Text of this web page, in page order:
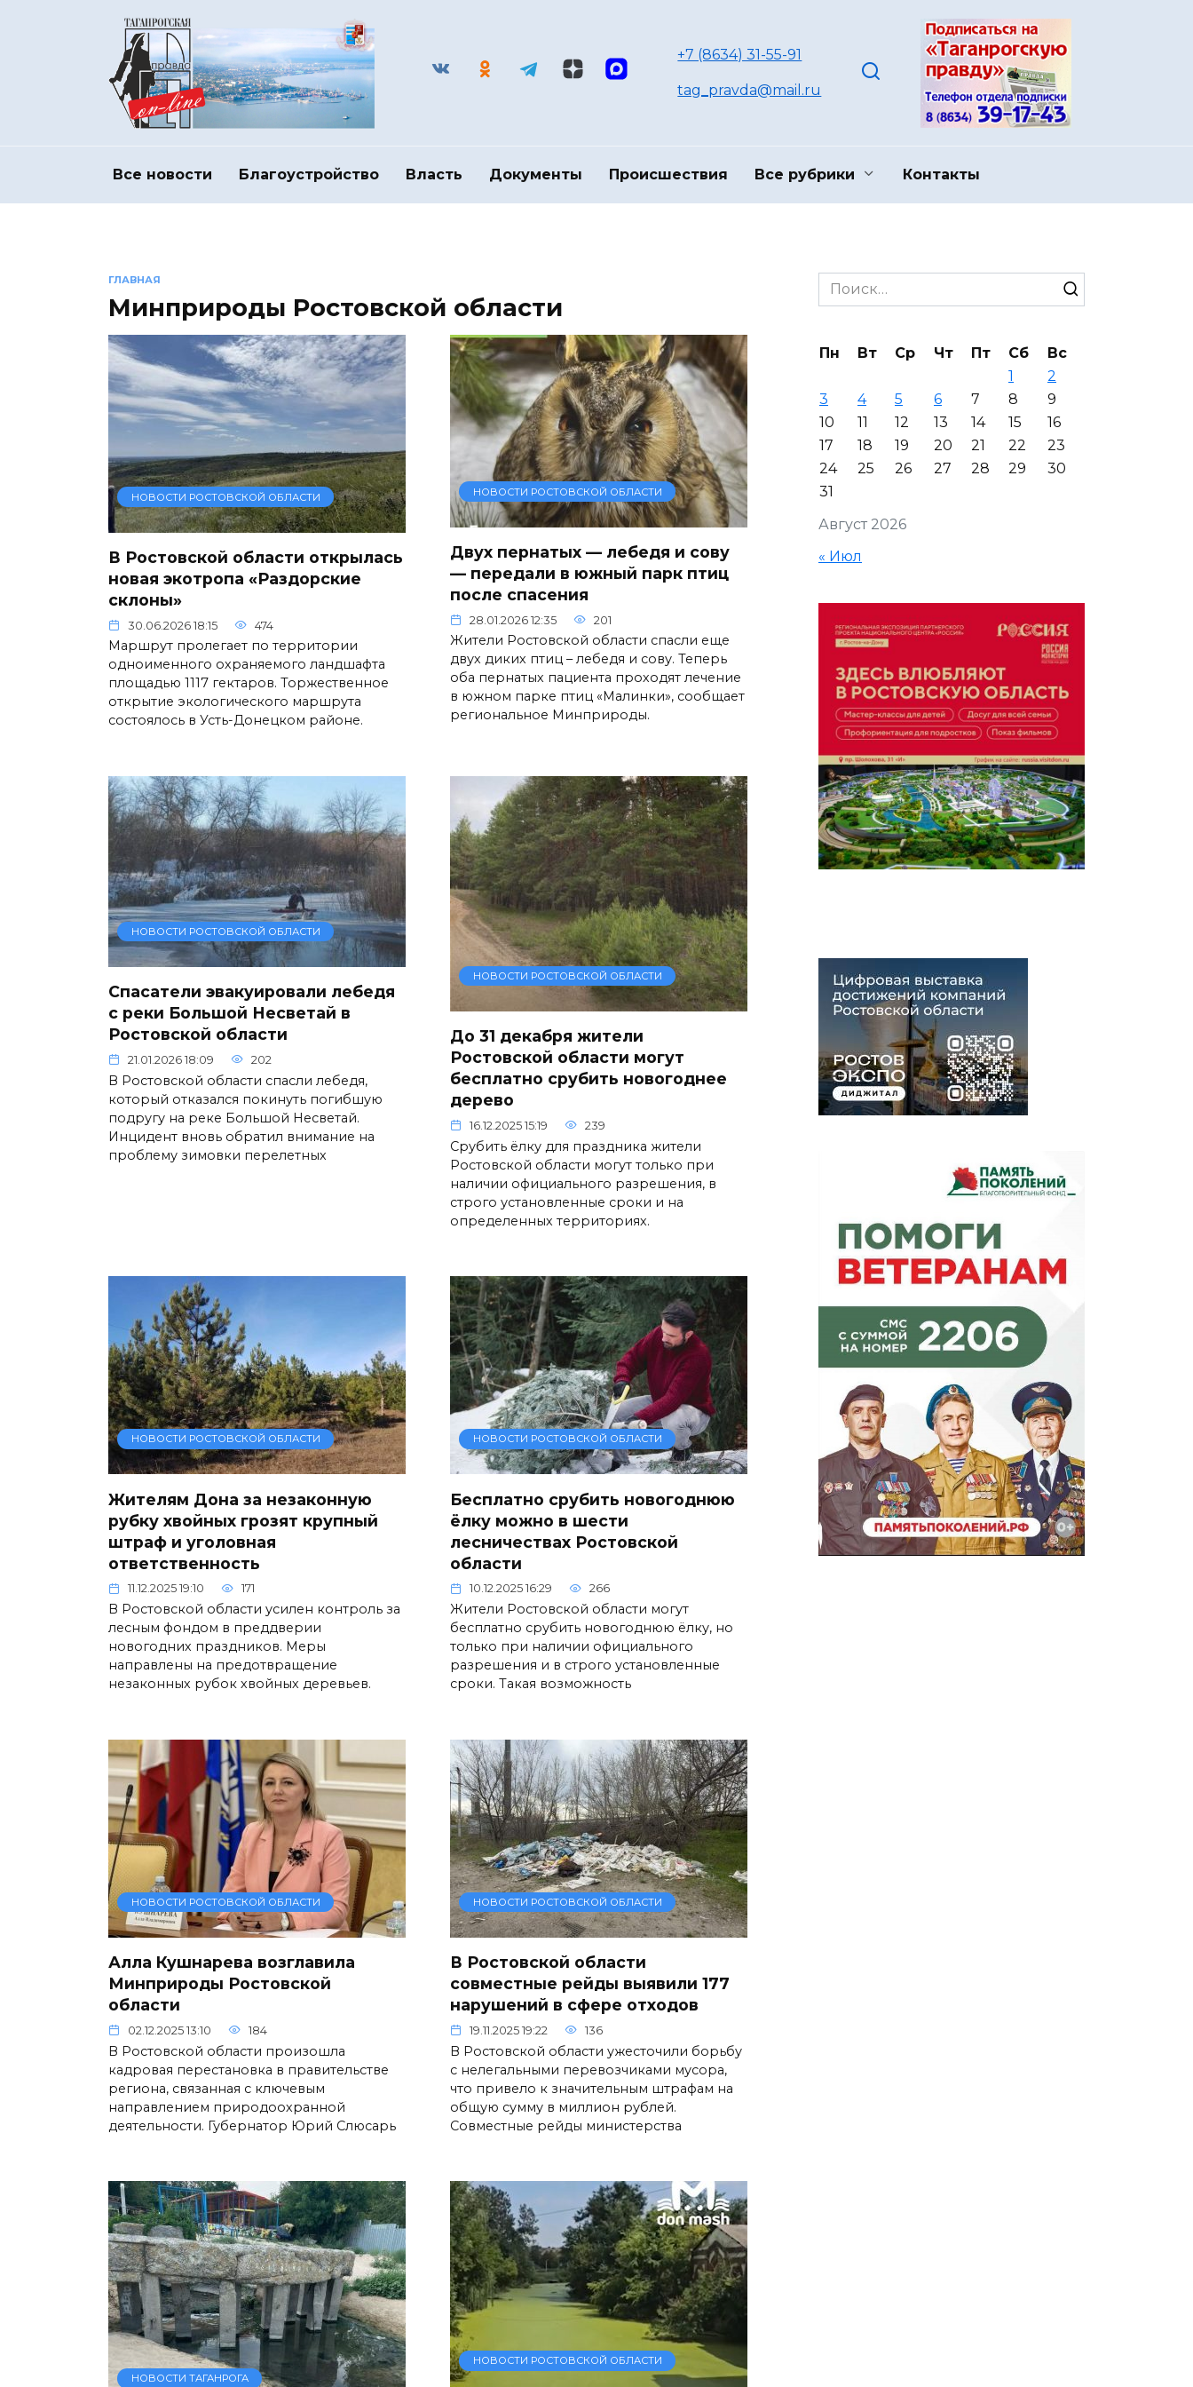
+7 (8634) 31-55-91
tag_pravda@mail.ru
Все новости Благоустройство Власть Документы Происшествия Все рубрики Контакты
ГЛАВНАЯ
Минприроды Ростовской области
НОВОСТИ РОСТОВСКОЙ ОБЛАСТИ
В Ростовской области открылась
новая экотропа «Раздорские
склоны»
30.06.2026 18:15 474
Маршрут пролегает по территории
одноименного охраняемого ландшафта
площадью 1117 гектаров. Торжественное
открытие экологического маршрута
состоялось в Усть-Донецком районе.
НОВОСТИ РОСТОВСКОЙ ОБЛАСТИ
Двух пернатых — лебедя и сову
— передали в южный парк птиц
после спасения
28.01.2026 12:35 201
Жители Ростовской области спасли еще
двух диких птиц – лебедя и сову. Теперь
оба пернатых пациента проходят лечение
в южном парке птиц «Малинки», сообщает
региональное Минприроды.
НОВОСТИ РОСТОВСКОЙ ОБЛАСТИ
Спасатели эвакуировали лебедя
с реки Большой Несветай в
Ростовской области
21.01.2026 18:09 202
В Ростовской области спасли лебедя,
который отказался покинуть погибшую
подругу на реке Большой Несветай.
Инцидент вновь обратил внимание на
проблему зимовки перелетных
НОВОСТИ РОСТОВСКОЙ ОБЛАСТИ
До 31 декабря жители
Ростовской области могут
бесплатно срубить новогоднее
дерево
16.12.2025 15:19 239
Срубить ёлку для праздника жители
Ростовской области могут только при
наличии официального разрешения, в
строго установленные сроки и на
определенных территориях.
НОВОСТИ РОСТОВСКОЙ ОБЛАСТИ
Жителям Дона за незаконную
рубку хвойных грозят крупный
штраф и уголовная
ответственность
11.12.2025 19:10 171
В Ростовской области усилен контроль за
лесным фондом в преддверии
новогодних праздников. Меры
направлены на предотвращение
незаконных рубок хвойных деревьев.
НОВОСТИ РОСТОВСКОЙ ОБЛАСТИ
Бесплатно срубить новогоднюю
ёлку можно в шести
лесничествах Ростовской
области
10.12.2025 16:29 266
Жители Ростовской области могут
бесплатно срубить новогоднюю ёлку, но
только при наличии официального
разрешения и в строго установленные
сроки. Такая возможность
НОВОСТИ РОСТОВСКОЙ ОБЛАСТИ
Алла Кушнарева возглавила
Минприроды Ростовской
области
02.12.2025 13:10 184
В Ростовской области произошла
кадровая перестановка в правительстве
региона, связанная с ключевым
направлением природоохранной
деятельности. Губернатор Юрий Слюсарь
НОВОСТИ РОСТОВСКОЙ ОБЛАСТИ
В Ростовской области
совместные рейды выявили 177
нарушений в сфере отходов
19.11.2025 19:22 136
В Ростовской области ужесточили борьбу
с нелегальными перевозчиками мусора,
что привело к значительным штрафам на
общую сумму в миллион рублей.
Совместные рейды министерства
НОВОСТИ ТАГАНРОГА
НОВОСТИ РОСТОВСКОЙ ОБЛАСТИ
Search
for:
Август 2026
Пн Вт Ср Чт Пт Сб
Вс
1
2
3
4 5 6 7 8
9
10
11 12 13 14 15
16
17
18 19 20 21 22
23
24
25 26 27 28 29
30
31
« Июл